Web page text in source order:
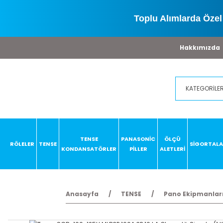
Toplu Alımlarda
Hakkımızda
RÖLELER TENSE
TENSE
KONDANSATÖRLER
PANASONİC
PİLLER
ÖLÇÜ
ALETLERİ
Anasayfa TENSE Pano